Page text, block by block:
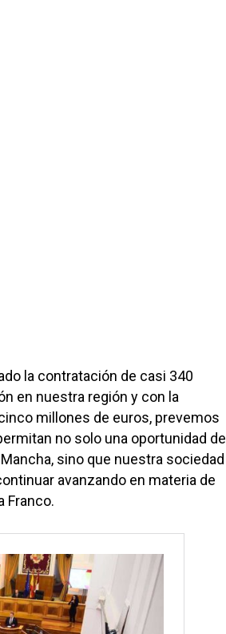
la contratación de casi 340
en nuestra región y con la
millones de euros, prevemos
no solo una oportunidad de
sino que nuestra sociedad
avanzando en materia de
Franco.